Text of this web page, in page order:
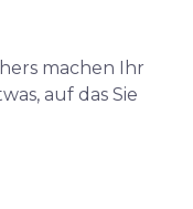
machen Ihr
auf das Sie